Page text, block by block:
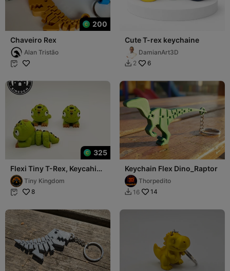
200
Chaveiro Rex
Alan Tristão

Cute T-rex keychaine
DamianArt3D
 2 6
325
Flexi Tiny T-Rex, Keycahin
version and 3mf files
included
Tiny Kingdom
 8
Keychain Flex Dino_Raptor
Thorpedito
 16 14